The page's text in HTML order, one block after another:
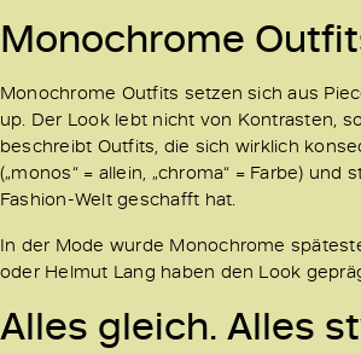
Monochrome
Monochrome Outfits setzen sich aus
up. Der Look lebt nicht von Kontrasten,
beschreibt Outfits, die sich wirklich
(„monos“ = allein, „chroma“ = Farbe)
Fashion-Welt geschafft hat.
In der Mode wurde Monochrome
oder Helmut Lang haben den Look
Alles gleich. Alles